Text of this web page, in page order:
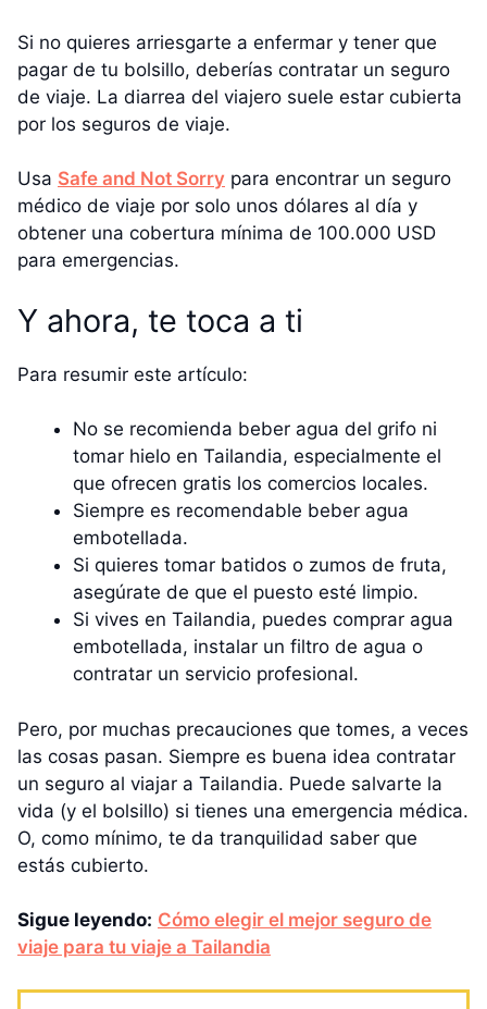
Si no quieres arriesgarte a enfermar y tener que
pagar de tu bolsillo, deberías contratar un seguro
de viaje. La diarrea del viajero suele estar cubierta
por los seguros de viaje.
Usa Safe and Not Sorry para encontrar un seguro
médico de viaje por solo unos dólares al día y
obtener una cobertura mínima de 100.000 USD
para emergencias.
Y ahora, te toca a ti
Para resumir este artículo:
No se recomienda beber agua del grifo ni
tomar hielo en Tailandia, especialmente el
que ofrecen gratis los comercios locales.
Siempre es recomendable beber agua
embotellada.
Si quieres tomar batidos o zumos de fruta,
asegúrate de que el puesto esté limpio.
Si vives en Tailandia, puedes comprar agua
embotellada, instalar un filtro de agua o
contratar un servicio profesional.
Pero, por muchas precauciones que tomes, a veces
las cosas pasan. Siempre es buena idea contratar
un seguro al viajar a Tailandia. Puede salvarte la
vida (y el bolsillo) si tienes una emergencia médica.
O, como mínimo, te da tranquilidad saber que
estás cubierto.
Sigue leyendo: Cómo elegir el mejor seguro de
viaje para tu viaje a Tailandia